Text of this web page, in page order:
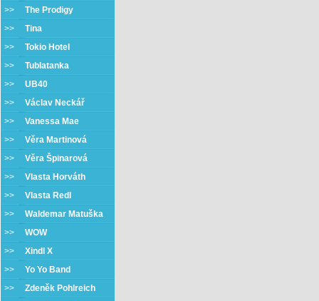
>> The Prodigy
>> Tina
>> Tokio Hotel
>> Tublatanka
>> UB40
>> Václav Neckář
>> Vanessa Mae
>> Věra Martinová
>> Věra Špinarová
>> Vlasta Horváth
>> Vlasta Redl
>> Waldemar Matuška
>> WOW
>> Xindl X
>> Yo Yo Band
>> Zdeněk Pohlreich